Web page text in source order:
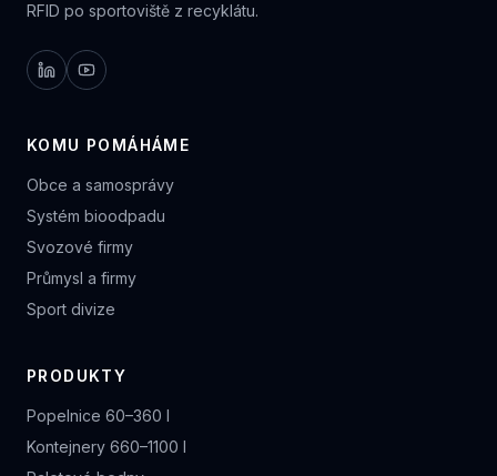
RFID po sportoviště z recyklátu.
KOMU POMÁHÁME
Obce a samosprávy
Systém bioodpadu
Svozové firmy
Průmysl a firmy
Sport divize
PRODUKTY
Popelnice 60–360 l
Kontejnery 660–1100 l